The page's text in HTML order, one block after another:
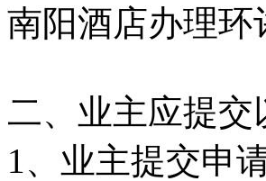
南阳酒店办理环
二、业主应提
1、业主提交申